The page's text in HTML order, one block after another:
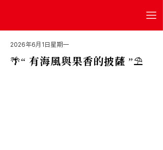
2026年6月1日星期一
🌴“ 有海風與果香的披薩 ”⛱️